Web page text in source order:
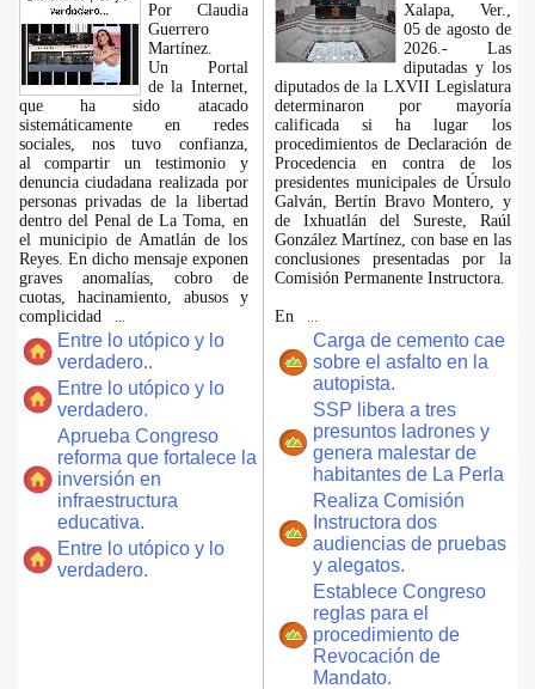
Por Claudia
Guerrero
Martínez.
​Un Portal
de la Internet,
que ha sido atacado
sistemáticamente en redes
sociales, nos tuvo confianza,
al compartir un testimonio y
denuncia ciudadana realizada por
personas privadas de la libertad
dentro del Penal de La Toma, en
el municipio de Amatlán de los
Reyes. En dicho mensaje exponen
graves anomalías, cobro de
cuotas, hacinamiento, abusos y
complicidad
Entre lo utópico y lo
verdadero..
Entre lo utópico y lo
verdadero.
Aprueba Congreso
reforma que fortalece la
inversión en
infraestructura
educativa.
Entre lo utópico y lo
verdadero.
Xalapa, Ver.,
05 de agosto de
2026.- Las
diputadas y los
diputados de la LXVII Legislatura
determinaron por mayoría
calificada si ha lugar los
procedimientos de Declaración de
Procedencia en contra de los
presidentes municipales de Úrsulo
Galván, Bertín Bravo Montero, y
de Ixhuatlán del Sureste, Raúl
González Martínez, con base en las
conclusiones presentadas por la
Comisión Permanente Instructora.
En
Carga de cemento cae
sobre el asfalto en la
autopista.
SSP libera a tres
presuntos ladrones y
genera malestar de
habitantes de La Perla
Realiza Comisión
Instructora dos
audiencias de pruebas
y alegatos.
Establece Congreso
reglas para el
procedimiento de
Revocación de
Mandato.